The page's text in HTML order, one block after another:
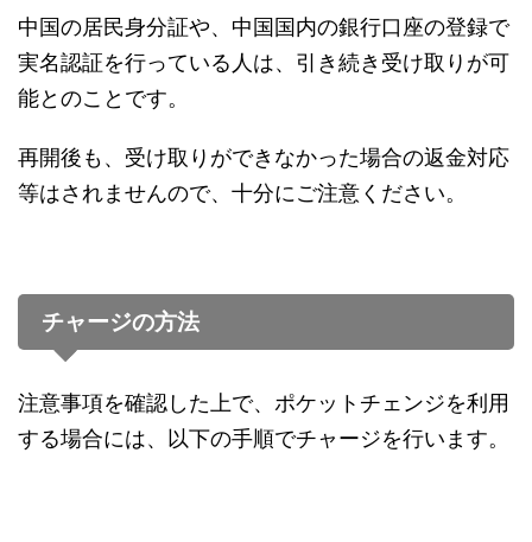
中国の居民身分証や、中国国内の銀行口座の登録で
実名認証を行っている人は、引き続き受け取りが可
能とのことです。
再開後も、受け取りができなかった場合の返金対応
等はされませんので、十分にご注意ください。
チャージの方法
注意事項を確認した上で、ポケットチェンジを利用
する場合には、以下の手順でチャージを行います。